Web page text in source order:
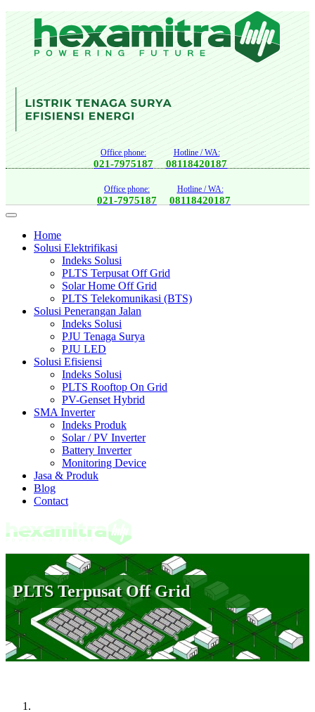
Office phone:
021-7975187
Hotline / WA:
08118420187
Office phone:
021-7975187
Hotline / WA:
08118420187
Home
Solusi Elektrifikasi
Indeks Solusi
PLTS Terpusat Off Grid
Solar Home Off Grid
PLTS Telekomunikasi (BTS)
Solusi Penerangan Jalan
Indeks Solusi
PJU Tenaga Surya
PJU LED
Solusi Efisiensi
Indeks Solusi
PLTS Rooftop On Grid
PV-Genset Hybrid
SMA Inverter
Indeks Produk
Solar / PV Inverter
Battery Inverter
Monitoring Device
Jasa & Produk
Blog
Contact
PLTS Terpusat Off Grid